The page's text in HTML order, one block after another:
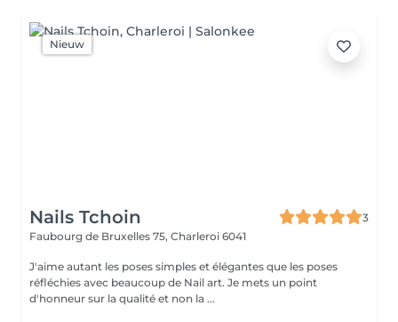
Nieuw
Nails Tchoin
3
Faubourg de Bruxelles 75, Charleroi 6041
J'aime autant les poses simples et élégantes que les poses
réfléchies avec beaucoup de Nail art. Je mets un point
d'honneur sur la qualité et non la ...